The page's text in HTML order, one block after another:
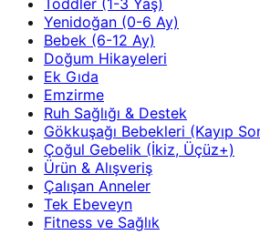
Yenidoğan (0-6 Ay)
Bebek (6-12 Ay)
Doğum Hikayeleri
Ek Gıda
Emzirme
Ruh Sağlığı & Destek
Gökkuşağı Bebekleri (Kayıp
Çoğul Gebelik (İkiz, Üçüz+)
Ürün & Alışveriş
Çalışan Anneler
Tek Ebeveyn
Fitness ve Sağlık